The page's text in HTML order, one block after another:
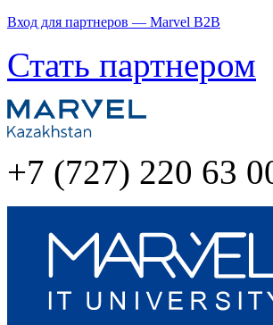
Вход для партнеров — Marvel B2B
Стать партнером
+7 (727) 220 63